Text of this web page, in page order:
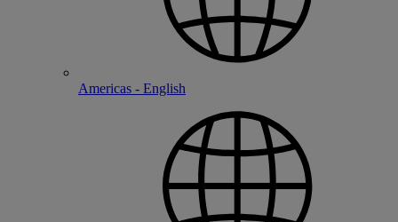
Americas - English